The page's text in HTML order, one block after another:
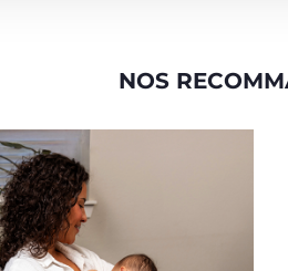
NOS